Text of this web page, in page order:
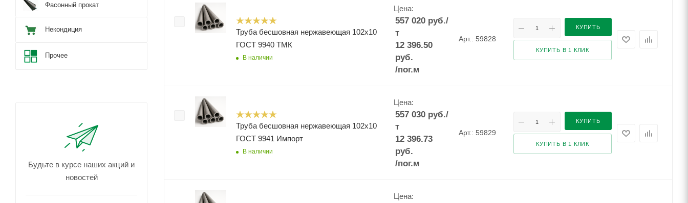
Труба бесшовная нержавеющая 102x10
ГОСТ 9940 ТМК
В наличии
Цена:
557 020руб./
т
12 396.50
руб.
/пог.м
Арт.: 59828
КУПИТЬ
КУПИТЬ В 1 КЛИК
Труба бесшовная нержавеющая 102x10
ГОСТ 9941 Импорт
В наличии
Цена:
557 030руб./
т
12 396.73
руб.
/пог.м
Арт.: 59829
КУПИТЬ
КУПИТЬ В 1 КЛИК
Цена:
Фасонный прокат
Некондиция
Прочее
Будьте в курсе наших акций и
новостей